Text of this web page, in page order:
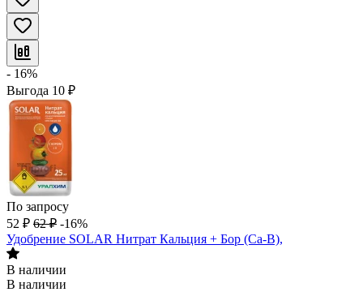
- 16%
Выгода 10 ₽
По запросу
52 ₽ 62 ₽ -16%
Удобрение SOLAR Нитрат Кальция + Бор (Ca-B),
В наличии
В наличии